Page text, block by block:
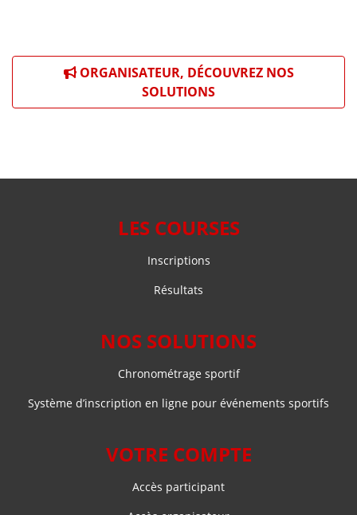
ORGANISATEUR, DÉCOUVREZ NOS
SOLUTIONS
LES COURSES
Inscriptions
Résultats
NOS SOLUTIONS
Chronométrage sportif
Système d’inscription en ligne pour événements sportifs
VOTRE COMPTE
Accès participant